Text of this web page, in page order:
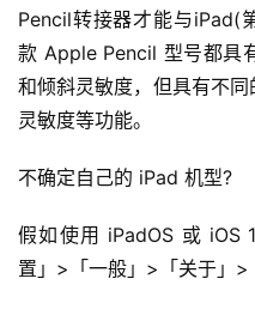
Pencil转接器才能与iPad(
款 Apple Pencil 型号都具
和倾斜灵敏度，但具有不
灵敏度等功能。
不确定自己的 iPad 机型?
假如使用 iPadOS 或 iOS
置」>「一般」>「关于」>